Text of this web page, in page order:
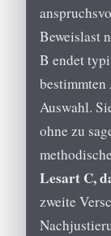
Beweislast
B endet
Auswahl.
ohne zu
Lesart C,
zweite